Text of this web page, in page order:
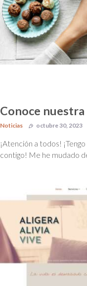
Conoce nuestra
Noticias octubre 30, 2023
¡Atención a todos!
contigo! Me he mudado